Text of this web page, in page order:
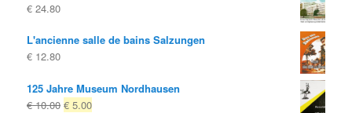
€ 24.80
L'ancienne salle de bains Salzungen
€ 12.80
125 Jahre Museum Nordhausen
€10.00 Le
€ 5.00Le